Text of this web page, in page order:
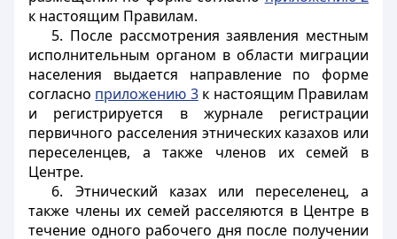
к настоящим Правилам.
5. После рассмотрения заявления местным
исполнительным органом в области миграции
населения выдается направление по форме
согласно приложению 3к настоящим Правилам
и регистрируется в журнале регистрации
первичного расселения этнических казахов или
переселенцев, а также членов их семей в
Центре.
6. Этнический казах или переселенец, а
также члены их семей расселяются в Центре в
течение одного рабочего дня после получении